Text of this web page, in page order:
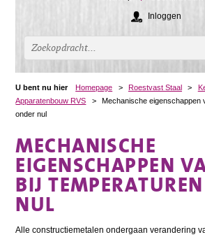
Inloggen
U bent nu hier Homepage > Roestvast Staal >
Apparatenbouw RVS
>
Mechanische eigenschappen
onder nul
MECHANISCHE
EIGENSCHAPPEN
BIJ
NUL
Alle constructiemetalen ondergaan verandering